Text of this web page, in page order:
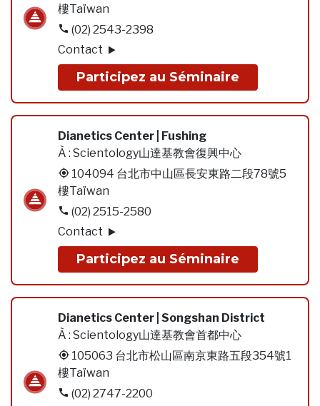
樓Taïwan
(02) 2543-2398
Contact
Participez au Séminaire
Dianetics Center | Fushing
À : Scientology山達基教會復興中心
104094 台北市中山區長安東路二段78號5
樓Taïwan
(02) 2515-2580
Contact
Participez au Séminaire
Dianetics Center | Songshan District
À : Scientology山達基教會首都中心
105063 台北市松山區南京東路五段354號1
樓Taïwan
(02) 2747-2200